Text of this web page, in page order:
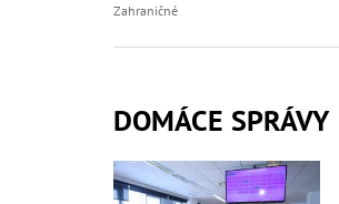
Zahraničné
DOMÁCE SPRÁVY